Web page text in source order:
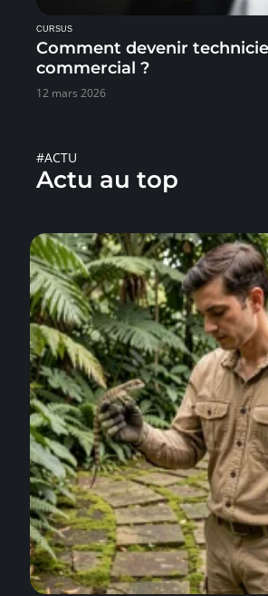
CURSUS
Comment devenir
commercial ?
12 mars 2026
#ACTU
Actu au top